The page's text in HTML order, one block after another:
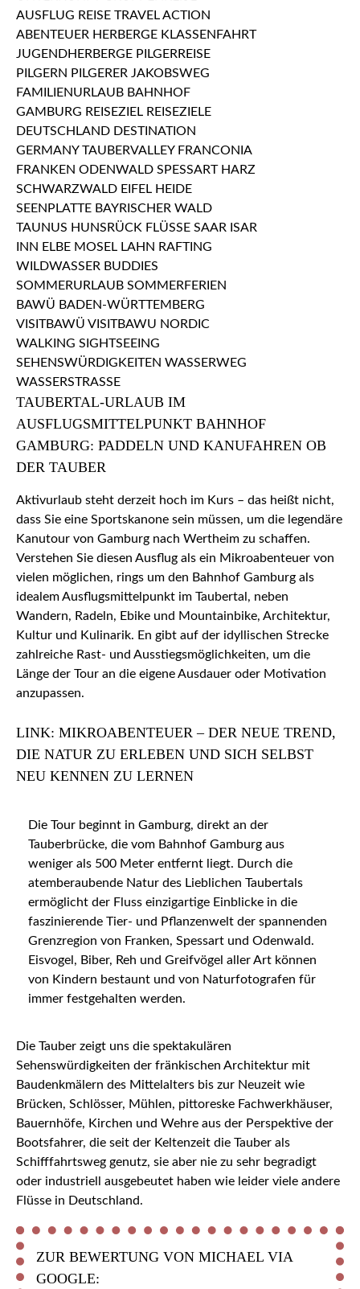
TAUBERTAL-URLAUB IM
AUSFLUGSMITTELPUNKT BAHNHOF
GAMBURG: PADDELN UND KANUFAHREN OB
DER TAUBER
Aktivurlaub steht derzeit hoch im Kurs – das heißt nicht,
dass Sie eine Sportskanone sein müssen, um die legendäre
Kanutour von Gamburg nach Wertheim zu schaffen.
Verstehen Sie diesen Ausflug als ein Mikroabenteuer von
vielen möglichen, rings um den Bahnhof Gamburg als
idealem Ausflugsmittelpunkt im Taubertal, neben
Wandern, Radeln, Ebike und Mountainbike, Architektur,
Kultur und Kulinarik. En gibt auf der idyllischen Strecke
zahlreiche Rast- und Ausstiegsmöglichkeiten, um die
Länge der Tour an die eigene Ausdauer oder Motivation
anzupassen.
LINK: MIKROABENTEUER – DER NEUE TREND,
DIE NATUR ZU ERLEBEN UND SICH SELBST
NEU KENNEN ZU LERNEN
Die Tour beginnt in Gamburg, direkt an der
Tauberbrücke, die vom Bahnhof Gamburg aus
weniger als 500 Meter entfernt liegt. Durch die
atemberaubende Natur des Lieblichen Taubertals
ermöglicht der Fluss einzigartige Einblicke in die
faszinierende Tier- und Pflanzenwelt der spannenden
Grenzregion von Franken, Spessart und Odenwald.
Eisvogel, Biber, Reh und Greifvögel aller Art können
von Kindern bestaunt und von Naturfotografen für
immer festgehalten werden.
Die Tauber zeigt uns die spektakulären
Sehenswürdigkeiten der fränkischen Architektur mit
Baudenkmälern des Mittelalters bis zur Neuzeit wie
Brücken, Schlösser, Mühlen, pittoreske Fachwerkhäuser,
Bauernhöfe, Kirchen und Wehre aus der Perspektive der
Bootsfahrer, die seit der Keltenzeit die Tauber als
Schifffahrtsweg genutz, sie aber nie zu sehr begradigt
oder industriell ausgebeutet haben wie leider viele andere
Flüsse in Deutschland.
ZUR BEWERTUNG VON MICHAEL VIA
GOOGLE: